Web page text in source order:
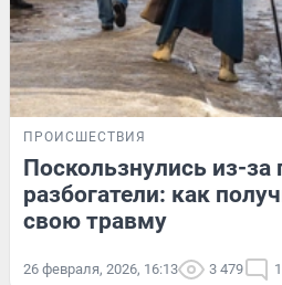
ПРОИСШЕСТВИЯ
Поскользнулись из-за
разбогатели: как
свою травму
26 февраля, 2026, 16:13 3 479 1